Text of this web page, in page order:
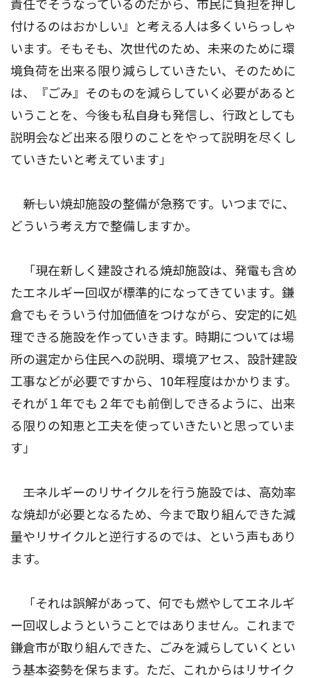
責任でそうなっているのだから、市民に負担を押し
付けるのはおかしい』と考える人は多くいらっしゃ
います。そもそも、次世代のため、未来のために環
境負荷を出来る限り減らしていきたい、そのために
は、『ごみ』そのものを減らしていく必要があると
いうことを、今後も私自身も発信し、行政としても
説明会など出来る限りのことをやって説明を尽くし
ていきたいと考えています」
――新しい焼却施設の整備が急務です。いつまでに、
どういう考え方で整備しますか。
「現在新しく建設される焼却施設は、発電も含め
たエネルギー回収が標準的になってきています。鎌
倉でもそういう付加価値をつけながら、安定的に処
理できる施設を作っていきます。時期については場
所の選定から住民への説明、環境アセス、設計建設
工事などが必要ですから、10年程度はかかります。
それが１年でも２年でも前倒しできるように、出来
る限りの知恵と工夫を使っていきたいと思っていま
す」
――エネルギーのリサイクルを行う施設では、高効率
な焼却が必要となるため、今まで取り組んできた減
量やリサイクルと逆行するのでは、という声もあり
ます。
「それは誤解があって、何でも燃やしてエネルギ
ー回収しようということではありません。これまで
鎌倉市が取り組んできた、ごみを減らしていくとい
う基本姿勢を保ちます。ただ、これからはリサイク